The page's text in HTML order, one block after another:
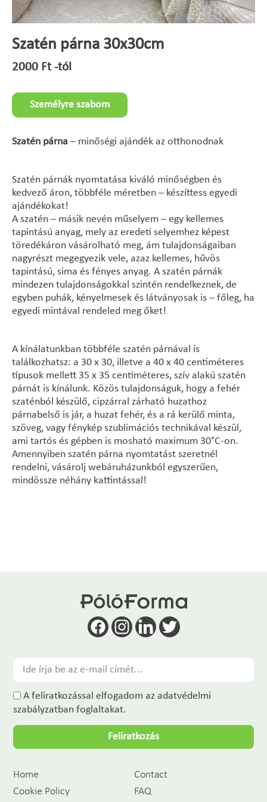
Szatén párna 30x30cm
2000 Ft-tól
Személyre szabom
Szatén párna – minőségi ajándék az otthonodnak
Szatén párnák nyomtatása kiváló minőségben és
kedvező áron, többféle méretben – készíttess egyedi
ajándékokat!
A szatén – másik nevén műselyem – egy kellemes
tapintású anyag, mely az eredeti selyemhez képest
töredékáron vásárolható meg, ám tulajdonságaiban
nagyrészt megegyezik vele, azaz kellemes, hűvös
tapintású, sima és fényes anyag. A szatén párnák
mindezen tulajdonságokkal szintén rendelkeznek, de
egyben puhák, kényelmesek és látványosak is – főleg, ha
egyedi mintával rendeled meg őket!
A kínálatunkban többféle szatén párnával is
találkozhatsz: a 30 x 30, illetve a 40 x 40 centiméteres
típusok mellett 35 x 35 centiméteres, szív alakú szatén
párnát is kínálunk. Közös tulajdonságuk, hogy a fehér
szaténból készülő, cipzárral zárható huzathoz
párnabelső is jár, a huzat fehér, és a rá kerülő minta,
szöveg, vagy fénykép szublimációs technikával készül,
ami tartós és gépben is mosható maximum 30°C-on.
Amennyiben szatén párna nyomtatást szeretnél
rendelni, vásárolj webáruházunkból egyszerűen,
mindössze néhány kattintással!
A feliratkozással elfogadom az adatvédelmi
szabályzatban foglaltakat.
Feliratkozás
Home
Contact
Cookie Policy
FAQ